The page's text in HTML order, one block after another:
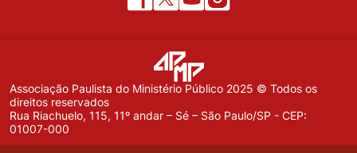
Associação Paulista do Ministério Público 2025 © Todos os
direitos reservados
Rua Riachuelo, 115, 11º andar – Sé – São Paulo/SP - CEP:
01007-000